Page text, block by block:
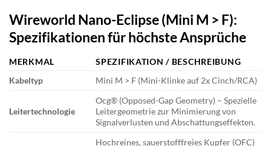
Wireworld Nano-Eclipse (Mini M > F):
Spezifikationen für höchste Ansprüche
MERKMAL
SPEZIFIKATION / BESCHREIBUNG
Kabeltyp
Mini M > F (Mini-Klinke auf 2x Cinch/RCA)
Leitertechnologie
Ocg® (Opposed-Gap Geometry) – Spezielle
Leitergeometrie zur Minimierung von
Signalverlusten und Abschattungseffekten.
Hochreines, sauerstofffreies Kupfer (OFC)